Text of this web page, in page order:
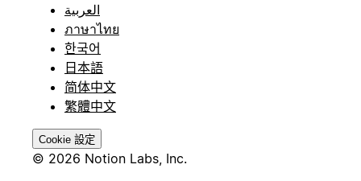
العربية
ภาษาไทย
한국어
日本語
简体中文
繁體中文
Cookie 設定
© 2026 Notion Labs, Inc.